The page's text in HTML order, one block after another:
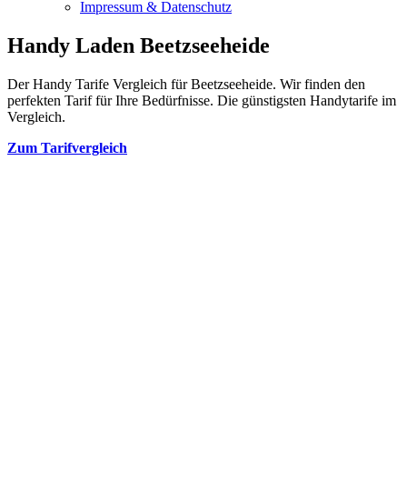
Impressum & Datenschutz
Handy Laden Beetzseeheide
Der Handy Tarife Vergleich für Beetzseeheide. Wir finden den
perfekten Tarif für Ihre Bedürfnisse. Die günstigsten Handytarife im
Vergleich.
Zum Tarifvergleich